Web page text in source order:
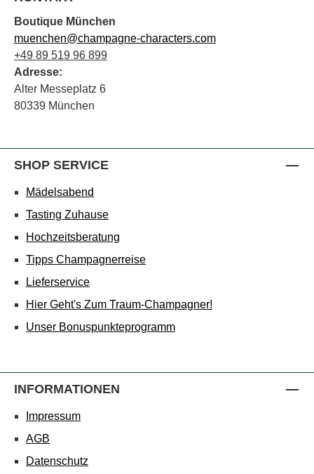
Boutique München
muenchen@champagne-characters.com
+49 89 519 96 899
Adresse:
Alter Messeplatz 6
80339 München
SHOP SERVICE
Mädelsabend
Tasting Zuhause
Hochzeitsberatung
Tipps Champagnerreise
Lieferservice
Hier Geht's Zum Traum-Champagner!
Unser Bonuspunkteprogramm
INFORMATIONEN
Impressum
AGB
Datenschutz